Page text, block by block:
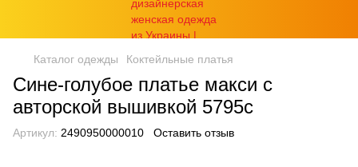
Каталог одежды Коктейльные платья
Сине-голубое платье макси с
авторской вышивкой 5795с
Артикул: 2490950000010 Оставить отзыв